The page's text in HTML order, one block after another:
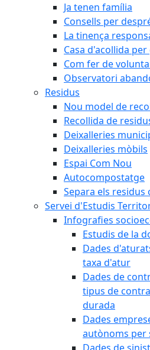
Ja tenen família
Consells per
La tinença
Casa d'acollida
Com fer de
Observatori
Residus
Nou model de
Recollida de
Deixalleries
Deixalleries mòbils
Espai Com Nou
Autocompostatge
Separa els
Servei d'Estudis
Infografies
Estudis de la
Dades
taxa d'atur
Dades de
tipus de
durada
Dades
autònoms per